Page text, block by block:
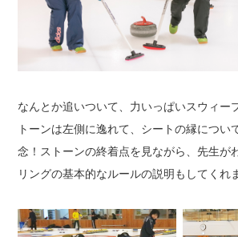
なんとか追いついて、力いっぱいスウィー
トーンは左側に逸れて、シートの縁につい
念！ ストーンの終着点を見ながら、先生が
リングの基本的なルールの説明もしてくれ